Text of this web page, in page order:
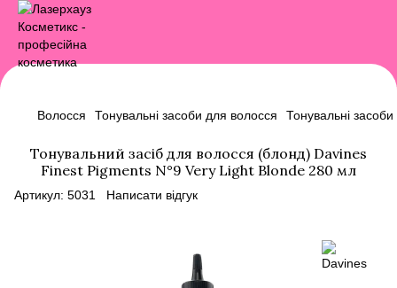
Волосся Тонувальні засоби для волосся Тонувальні
Тонувальний засіб для волосся (блонд) Davines
Finest Pigments N°9 Very Light Blonde 280 мл
Артикул: 5031 Написати відгук